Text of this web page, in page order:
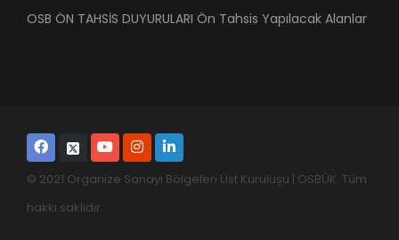
OSB ÖN TAHSİS DUYURULARI Ön Tahsis Yapılacak Alanlar
© 2021 Organize Sanayi Bölgeleri Üst Kuruluşu | OSBÜK. Tüm
hakkı saklıdır.